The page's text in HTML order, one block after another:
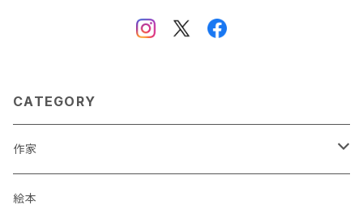
CATEGORY
作家
蒼川わか
絵本